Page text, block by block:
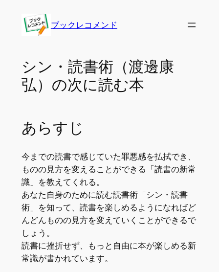
ブックレコメンド
シン・読書術（渡邊康
弘）の次に読む本
あらすじ
今までの読書で感じていた罪悪感を払拭でき、
ものの見方を変えることができる「読書の新常
識」を教えてくれる。
あなた自身のために読む読書術「シン・読書
術」を知って、読書を楽しめるようになればど
んどんものの見方を変えていくことができるで
しょう。
読書に挫折せず、もっと自由に本が楽しめる新
常識が書かれています。